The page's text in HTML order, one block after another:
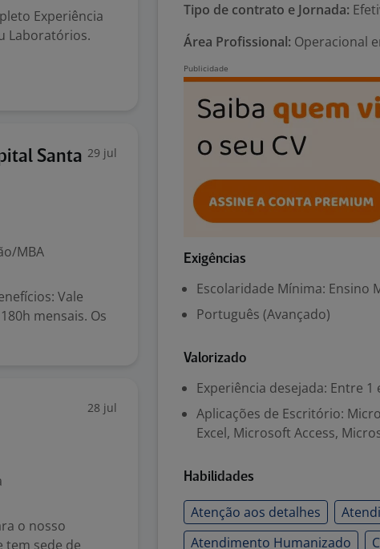
Experiência
Laboratórios.
Santa 29 jul
MBA
Vale
mensais. Os
28 jul
o nosso
tem sede de
Tipo de contrato e Jornada:
Área Profissional: Operacional
Exigências
Escolaridade Mínima: Ensino
Português (Avançado)
Valorizado
Experiência desejada: Entre 1
Aplicações de Escritório:
Excel, Microsoft Access,
Habilidades
Atenção aos detalhes
Atendimento Humanizado